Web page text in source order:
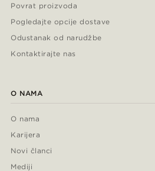
Povrat proizvoda
Pogledajte opcije dostave
Odustanak od narudžbe
Kontaktirajte nas
O NAMA
O nama
Karijera
Novi članci
Mediji